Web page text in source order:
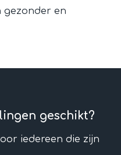
gezonder en
geschikt?
iedereen die zijn